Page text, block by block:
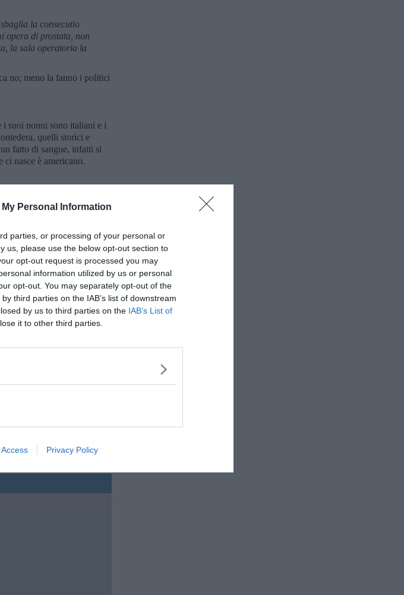
Personal Information
parties, or processing of your personal or
us, please use the below opt-out section to
opt-out request is processed you may
information utilized by us or personal
opt-out. You may separately opt-out of the
third parties on the IAB’s list of downstream
by us to third parties on the IAB’s List of
it to other third parties.
Privacy Policy
la consecutio
opera di prostata, non
la sala operatoria la
no; meno la fanno i politici
i suoi nonni sono italiani e i
quelli storici e
fatto di sangue, infatti si
nasce è americano.
è uguale, come lo
i bambini di genitori
solo su richiesta? Lo vede
siamo noi che siamo
fortuna.